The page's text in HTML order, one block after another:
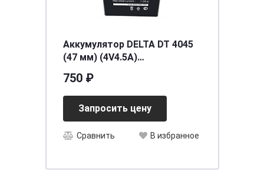
Аккумулятор DELTA DT 4045
(47 мм) (4V4.5A)
750 ₽
Запросить цену
Сравнить В избранное